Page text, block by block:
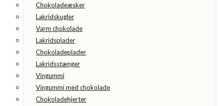
Chokoladeæsker
Lakridskugler
Varm chokolade
Lakridsplader
Chokoladeplader
Lakridsstænger
Vingummi
Vingummi med chokolade
Chokoladehjerter